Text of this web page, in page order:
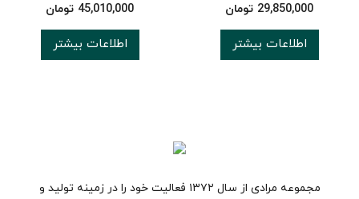
29,850,000 تومان
اطلاعات بیشتر
45,010,000 تومان
اطلاعات بیشتر
مجموعه مرادی از سال ۱۳۷۲ فعالیت خود را در زمینه تولید و